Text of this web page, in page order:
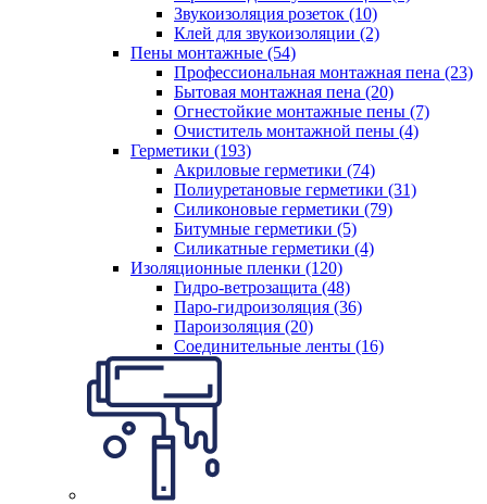
Звукоизоляция розеток (10)
Клей для звукоизоляции (2)
Пены монтажные (54)
Профессиональная монтажная пена (23)
Бытовая монтажная пена (20)
Огнестойкие монтажные пены (7)
Очиститель монтажной пены (4)
Герметики (193)
Акриловые герметики (74)
Полиуретановые герметики (31)
Силиконовые герметики (79)
Битумные герметики (5)
Силикатные герметики (4)
Изоляционные пленки (120)
Гидро-ветрозащита (48)
Паро-гидроизоляция (36)
Пароизоляция (20)
Соединительные ленты (16)